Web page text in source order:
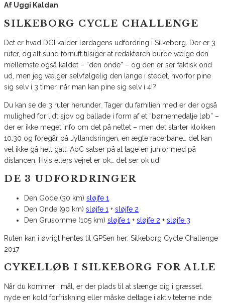
Af Uggi Kaldan
SILKEBORG CYCLE CHALLENGE
Det er hvad DGI kalder lørdagens udfordring i Silkeborg. Der er 3
ruter, og alt sund fornuft tilsiger at redaktøren burde vælge den
mellemste også kaldet – “den onde” – og den er ser faktisk ond
ud, men jeg vælger selvfølgelig den lange i stedet, hvorfor pine
sig selv i 3 timer, når man kan pine sig selv i 4!?
Du kan se de 3 ruter herunder. Tager du familien med er der også
mulighed for lidt sjov og ballade i form af et “børnemedalje løb” –
der er ikke meget info om det på nettet – men det starter klokken
10:30 og foregår på Jyllandsringen, en ægte racerbane… det kan
vel ikke gå helt galt. AoC satser på at tage en junior med på
distancen. Hvis ellers vejret er ok… det ser ok ud.
DE 3 UDFORDRINGER
Den Gode (30 km) sløjfe 1
Den Onde (90 km) sløjfe 1 + sløjfe 2
Den Grusomme (105 km) sløjfe 1 + sløjfe 2 + sløjfe 3
Ruten kan i øvrigt hentes til GPSen her: Silkeborg Cycle Challenge
2017
CYKELLØB I SILKEBORG FOR ALLE
Når du kommer i mål, er der plads til at slænge dig i græsset,
nyde en kold forfriskning eller måske deltage i aktiviteterne inde